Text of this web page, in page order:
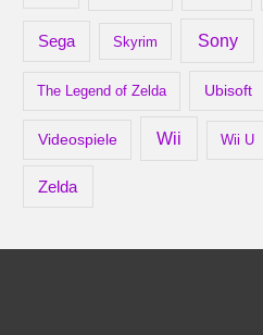
Sega Skyrim Sony
The Legend of Zelda Ubisoft
Videospiele Wii Wii U
Zelda